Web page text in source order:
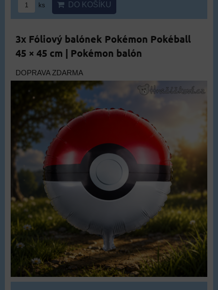
ks DO KOŠÍKU
3x Fóliový balónek Pokémon Pokéball
45 × 45 cm | Pokémon balón
DOPRAVA ZDARMA